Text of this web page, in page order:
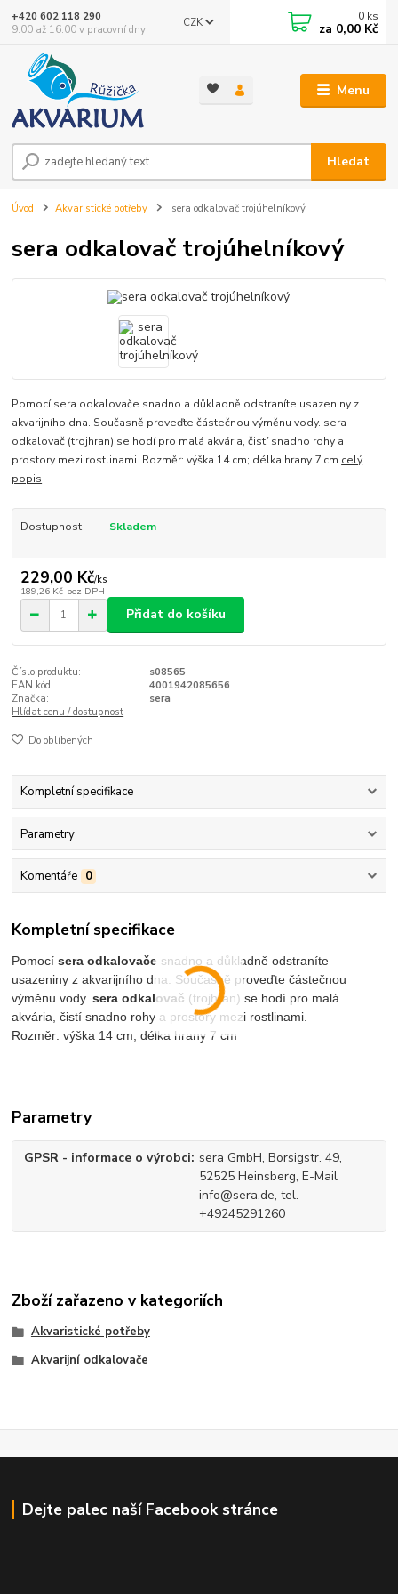
Menu
CZK
Hledat
+420 602 118 290
9:00 až 16:00 v pracovní dny
0 ks
za 0,00 Kč
Úvod Akvaristické potřeby sera odkalovač trojúhelníkový
sera odkalovač trojúhelníkový
Pomocí sera odkalovače snadno a důkladně odstraníte usazeniny z
akvarijního dna. Současně proveďte částečnou výměnu vody. sera
odkalovač (trojhran) se hodí pro malá akvária, čistí snadno rohy a
prostory mezi rostlinami. Rozměr: výška 14 cm; délka hrany 7 cm celý
popis
Dostupnost Skladem
229,00 Kč/ks
189,26 Kč bez DPH
Přidat do košíku
Číslo produktu:
s08565
EAN kód:
4001942085656
Značka:
sera
Hlídat cenu / dostupnost
Do oblíbených
Kompletní specifikace
Parametry
Komentáře 0
Kompletní specifikace
Pomocísera odkalovače snadno a důkladně odstraníte
usazeniny z akvarijního dna. Současně proveďte částečnou
výměnu vody.sera odkalovač (trojhran) se hodí pro malá
akvária, čistí snadno rohy a prostory mezi rostlinami.
Rozměr: výška 14 cm; délka hrany 7 cm
Parametry
GPSR - informace o výrobci sera GmbH, Borsigstr. 49,
52525 Heinsberg, E-Mail
info@sera.de, tel.
+49245291260
Zboží zařazeno v kategoriích
Akvaristické potřeby
Akvarijní odkalovače
Dejte palec naší Facebook stránce